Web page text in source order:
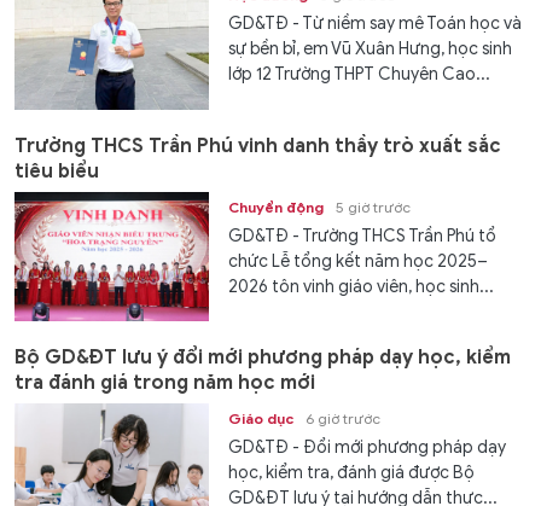
GD&TĐ - Từ niềm say mê Toán học và
sự bền bỉ, em Vũ Xuân Hưng, học sinh
lớp 12 Trường THPT Chuyên Cao...
Trường THCS Trần Phú vinh danh thầy trò xuất sắc
tiêu biểu
Chuyển động 5 giờ trước
GD&TĐ - Trường THCS Trần Phú tổ
chức Lễ tổng kết năm học 2025–
2026 tôn vinh giáo viên, học sinh...
Bộ GD&ĐT lưu ý đổi mới phương pháp dạy học, kiểm
tra đánh giá trong năm học mới
Giáo dục 6 giờ trước
GD&TĐ - Đổi mới phương pháp dạy
học, kiểm tra, đánh giá được Bộ
GD&ĐT lưu ý tại hướng dẫn thực...